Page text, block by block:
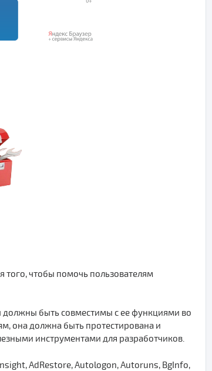
того, чтобы помочь пользователям
должны быть совместимы с ее функциями во
она должна быть протестирована и
инструментами для разработчиков.
AdRestore, Autologon, Autoruns, BgInfo,